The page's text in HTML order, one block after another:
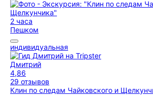
2 часа
Пешком
индивидуальная
Дмитрий
4,86
29 отзывов
Клин по следам Чайковского и